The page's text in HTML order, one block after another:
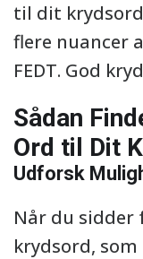
til dit
flere nuancer
FEDT. God
Sådan
Ord til Dit
Udforsk
Når du sidder
krydsord,